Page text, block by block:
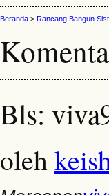
Beranda > Rancang Bangun
Bls:
oleh